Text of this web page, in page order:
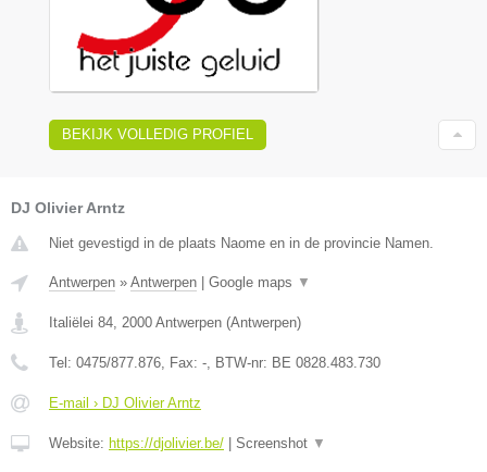
BEKIJK VOLLEDIG PROFIEL
DJ Olivier Arntz
Niet gevestigd in de plaats Naome en in de provincie Namen.
Antwerpen » Antwerpen Google maps ▼
Italiëlei 84 2000 Antwerpen (Antwerpen)
Tel: 0475/877.876 , Fax: - , BTW-nr: BE 0828.483.730
E-mail › DJ Olivier Arntz
Website: https://djolivier.be/ Screenshot ▼